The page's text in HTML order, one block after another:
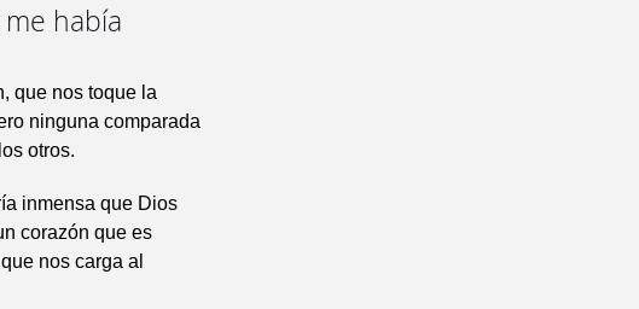
había
que nos toque la
ninguna comparada
otros.
inmensa que Dios
corazón que es
nos carga al